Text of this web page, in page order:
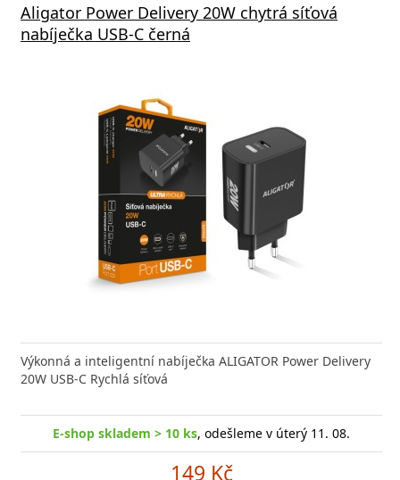
Aligator Power Delivery 20W chytrá síťová
nabíječka USB-C černá
Výkonná a inteligentní nabíječka ALIGATOR Power Delivery
20W USB-C Rychlá síťová
E-shop skladem > 10 ks, odešleme v úterý 11. 08.
149 Kč